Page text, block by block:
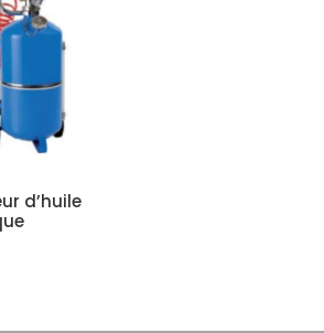
d’huile